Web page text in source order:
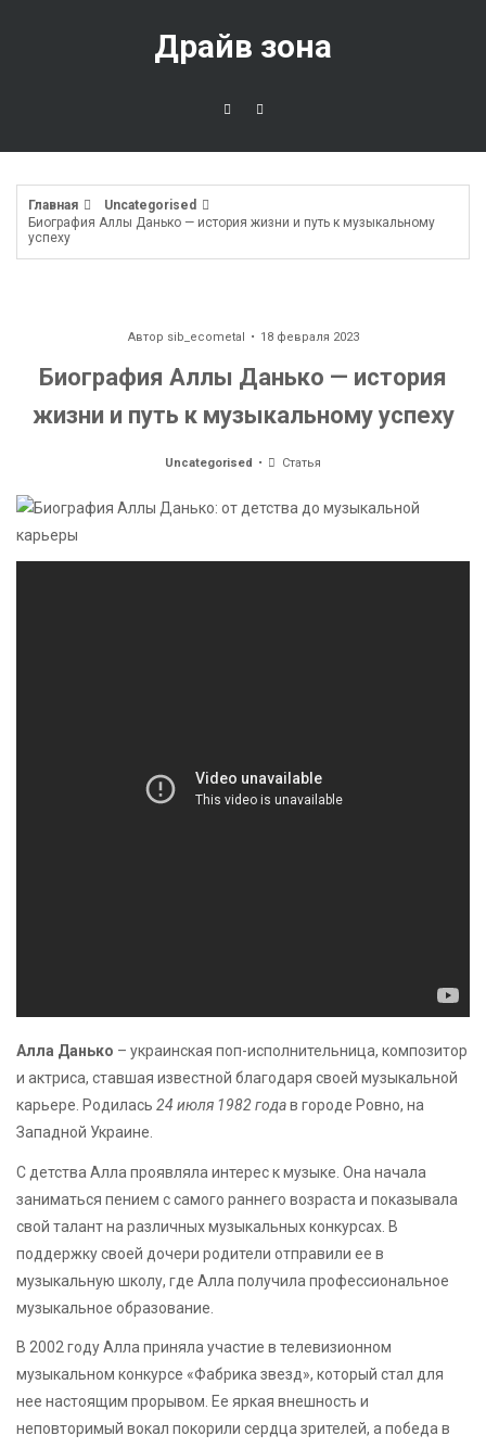
Драйв зона
Главная
Uncategorised
Биография Аллы Данько — история жизни и путь к музыкальному
успеху
Автор sib_ecometal 18 февраля 2023
Биография Аллы Данько — история
жизни и путь к музыкальному успеху
Uncategorised Статья
Алла Данько – украинская поп-исполнительница, композитор
и актриса, ставшая известной благодаря своей музыкальной
карьере. Родилась 24 июля 1982 годав городе Ровно, на
Западной Украине.
С детства Алла проявляла интерес к музыке. Она начала
заниматься пением с самого раннего возраста и показывала
свой талант на различных музыкальных конкурсах. В
поддержку своей дочери родители отправили ее в
музыкальную школу, где Алла получила профессиональное
музыкальное образование.
В 2002 году Алла приняла участие в телевизионном
музыкальном конкурсе «Фабрика звезд», который стал для
нее настоящим прорывом. Ее яркая внешность и
неповторимый вокал покорили сердца зрителей, а победа в